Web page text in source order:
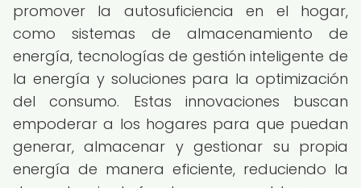
promover la autosuficiencia en el hogar,
como sistemas de almacenamiento de
energía, tecnologías de gestión inteligente de
la energía y soluciones para la optimización
del consumo. Estas innovaciones buscan
empoderar a los hogares para que puedan
generar, almacenar y gestionar su propia
energía de manera eficiente, reduciendo la